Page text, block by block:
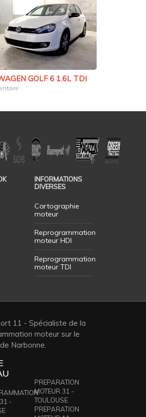
GOLF 6 1.6L TDI
INFORMATIONS
DIVERSES
Cartographie
moteur
Reprogrammation
moteur HDI
Reprogrammation
moteur TDI
11 - Spécialiste de la
moteur sur le
Narbonne.
-
PREPARATION
MOTEUR 31 -
TOULOUSE
PREPARATION